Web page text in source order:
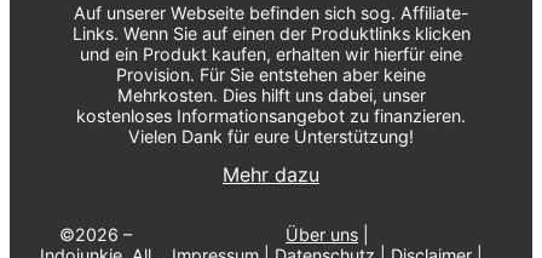
Auf unserer Webseite befinden sich sog. Affiliate-
Links. Wenn Sie auf einen der Produktlinks klicken
und ein Produkt kaufen, erhalten wir hierfür eine
Provision. Für Sie entstehen aber keine
Mehrkosten. Dies hilft uns dabei, unser
kostenloses Informationsangebot zu finanzieren.
Vielen Dank für eure Unterstützung!
Mehr dazu
©2026 –
Über uns